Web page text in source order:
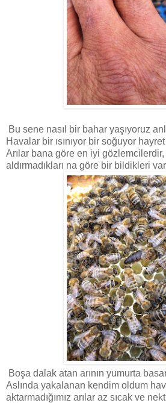
Bu sene nasıl bir bahar yaşıyoruz
Havalar bir ısınıyor bir soğuyor
Arılar bana göre en iyi
aldırmadıkları na göre bir bildikleri
Boşa dalak atan arının yumurta
Aslında yakalanan kendim oldum
aktarmadığımız arılar az sıcak ve